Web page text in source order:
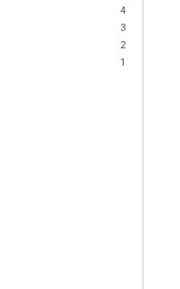
4
3
2
1